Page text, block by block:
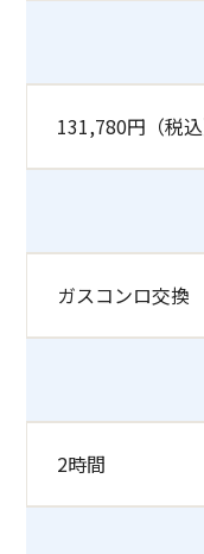
131,780円（税込
ガスコンロ交換
2時間